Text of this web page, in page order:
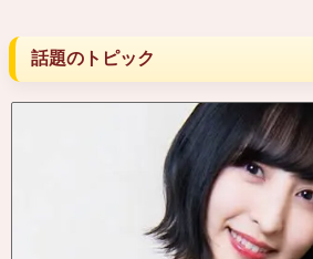
話題のトピック